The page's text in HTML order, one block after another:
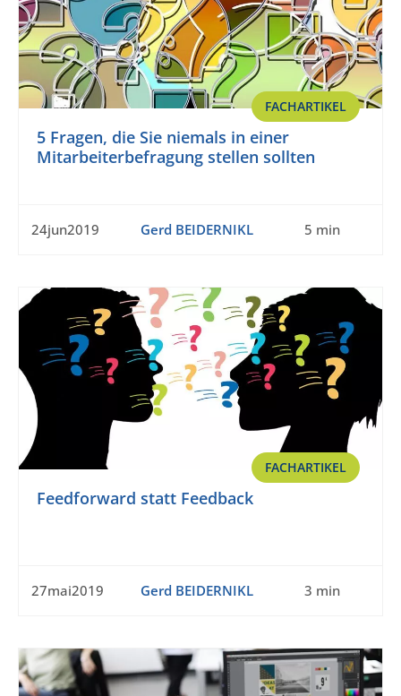
FACHARTIKEL
5 Fragen, die Sie niemals in einer
Mitarbeiterbefragung stellen sollten
24jun2019 Gerd BEIDERNIKL 5 min
FACHARTIKEL
Feedforward statt Feedback
27mai2019 Gerd BEIDERNIKL 3 min